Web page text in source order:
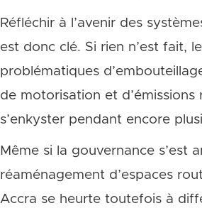
Réfléchir à l’avenir des
est donc clé. Si rien n’est fait,
problématiques
de motorisation et d’émissions
s’enkyster pendant encore
Même si la gouvernance s’est
réaménagement d’espaces
Accra se heurte toutefois à